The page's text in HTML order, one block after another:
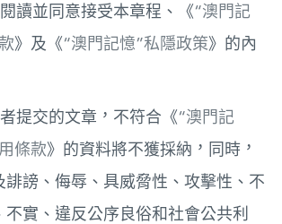
讀並同意接受本章程、《“澳門記
》及《“澳門記憶”私隱政策》的內
提交的文章，不符合《“澳門記
條款》的資料將不獲採納，同時，
誹謗、侮辱、具威脅性、攻擊性、不
不實、違反公序良俗和社會公共利